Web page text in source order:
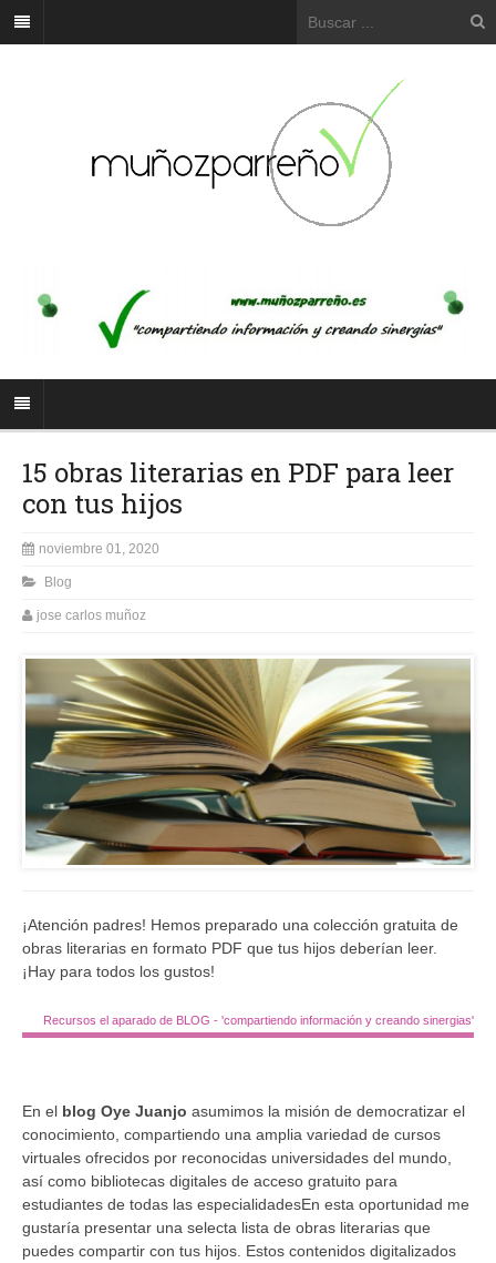
15 obras literarias en PDF para leer
con tus hijos
noviembre 01, 2020
Blog
jose carlos muñoz
¡Atención padres! Hemos preparado una colección gratuita de
obras literarias en formato PDF que tus hijos deberían leer.
¡Hay para todos los gustos!
Recursos el aparado de BLOG - 'compartiendo información y creando sinergias'
En el blog Oye Juanjo asumimos la misión de democratizar el
conocimiento, compartiendo una amplia variedad de cursos
virtuales ofrecidos por reconocidas universidades del mundo,
así como bibliotecas digitales de acceso gratuito para
estudiantes de todas las especialidadesEn esta oportunidad me
gustaría presentar una selecta lista de obras literarias que
puedes compartir con tus hijos. Estos contenidos digitalizados